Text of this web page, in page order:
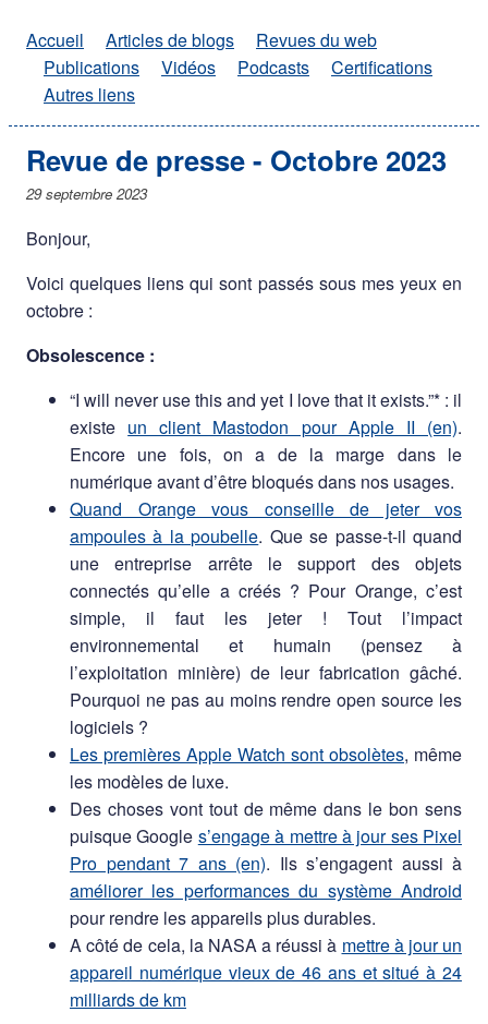
Accueil Articles de blogs
Revues du web
Publications
Vidéos Podcasts
Certifications
Autres liens
Revue de presse - Octobre 2023
29 septembre 2023
Bonjour,
Voici quelques liens qui sont passés sous mes yeux en
octobre :
Obsolescence :
“I will never use this and yet I love that it exists.”* : il
existe un client Mastodon pour Apple II (en).
Encore une fois, on a de la marge dans le
numérique avant d’être bloqués dans nos usages.
Quand Orange vous conseille de jeter vos
ampoules à la poubelle. Que se passe-t-il quand
une entreprise arrête le support des objets
connectés qu’elle a créés ? Pour Orange, c’est
simple, il faut les jeter ! Tout l’impact
environnemental et humain (pensez à
l’exploitation minière) de leur fabrication gâché.
Pourquoi ne pas au moins rendre open source les
logiciels ?
Les premières Apple Watch sont obsolètes, même
les modèles de luxe.
Des choses vont tout de même dans le bon sens
puisque Google s’engage à mettre à jour ses Pixel
Pro pendant 7 ans (en). Ils s’engagent aussi à
améliorer les performances du système Android
pour rendre les appareils plus durables.
A côté de cela, la NASA a réussi à mettre à jour un
appareil numérique vieux de 46 ans et situé à 24
milliards de km